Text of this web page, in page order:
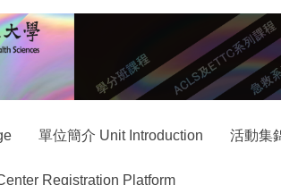
單位簡介 Unit Introduction 活動集
Registration Platform